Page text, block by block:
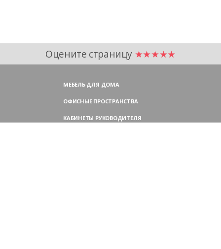
Оцените страницу ★★★★★
МЕБЕЛЬ ДЛЯ ДОМА
ОФИСНЫЕ ПРОСТРАНСТВА
КАБИНЕТЫ РУКОВОДИТЕЛЯ